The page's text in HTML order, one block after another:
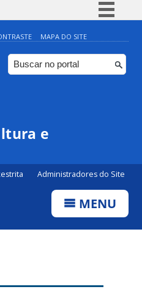
Simplifique!
Comunica BR
Participe
MAPA DO SITE
e
Administradores do Site
MENU